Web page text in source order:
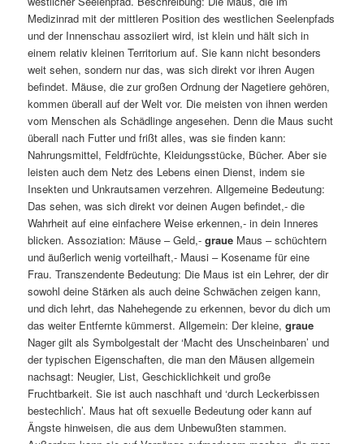
Medizinrad mit der mittleren Position des westlichen Seelenpfads
und der Innenschau assoziiert wird, ist klein und hält sich in
einem relativ kleinen Territorium auf. Sie kann nicht besonders
weit sehen, sondern nur das, was sich direkt vor ihren Augen
befindet. Mäuse, die zur großen Ordnung der Nagetiere gehören,
kommen überall auf der Welt vor. Die meisten von ihnen werden
vom Menschen als Schädlinge angesehen. Denn die Maus sucht
überall nach Futter und frißt alles, was sie finden kann:
Nahrungsmittel, Feldfrüchte, Kleidungsstücke, Bücher. Aber sie
leisten auch dem Netz des Lebens einen Dienst, indem sie
Insekten und Unkrautsamen verzehren. Allgemeine Bedeutung:
Das sehen, was sich direkt vor deinen Augen befindet,- die
Wahrheit auf eine einfachere Weise erkennen,- in dein Inneres
blicken. Assoziation: Mäuse – Geld,-graue Maus – schüchtern
und äußerlich wenig vorteilhaft,- Mausi – Kosename für eine
Frau. Transzendente Bedeutung: Die Maus ist ein Lehrer, der dir
sowohl deine Stärken als auch deine Schwächen zeigen kann,
und dich lehrt, das Nahehegende zu erkennen, bevor du dich um
das weiter Entfernte kümmerst. Allgemein: Der kleine,graue
Nager gilt als Symbolgestalt der ‘Macht des Unscheinbaren’ und
der typischen Eigenschaften, die man den Mäusen allgemein
nachsagt: Neugier, List, Geschicklichkeit und große
Fruchtbarkeit. Sie ist auch naschhaft und ‘durch Leckerbissen
bestechlich’. Maus hat oft sexuelle Bedeutung oder kann auf
Ängste hinweisen, die aus dem Unbewußten stammen.